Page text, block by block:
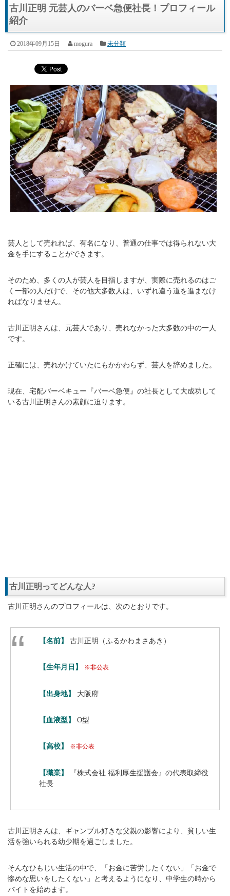
古川正明 元芸人のバーベ急便社長！プロフィール
紹介
2018年09月15日 mogura 未分類
芸人として売れれば、有名になり、普通の仕事では得られない大
金を手にすることができます。
そのため、多くの人が芸人を目指しますが、実際に売れるのはご
く一部の人だけで、その他大多数人は、いずれ違う道を進まなけ
ればなりません。
古川正明さんは、元芸人であり、売れなかった大多数の中の一人
です。
正確には、売れかけていたにもかかわらず、芸人を辞めました。
現在、宅配バーベキュー『バーベ急便』の社長として大成功して
いる古川正明さんの素顔に迫ります。
古川正明ってどんな人?
古川正明さんのプロフィールは、次のとおりです。
【名前】 古川正明（ふるかわまさあき）
【生年月日】 ※非公表
【出身地】 大阪府
【血液型】 O型
【高校】 ※非公表
【職業】
『株式会社 福利厚生援護会』の代表取締役
社長
古川正明さんは、ギャンブル好きな父親の影響により、貧しい生
活を強いられる幼少期を過ごしました。
そんなひもじい生活の中で、「お金に苦労したくない」「お金で
惨めな思いをしたくない」と考えるようになり、中学生の時から
バイトを始めます。